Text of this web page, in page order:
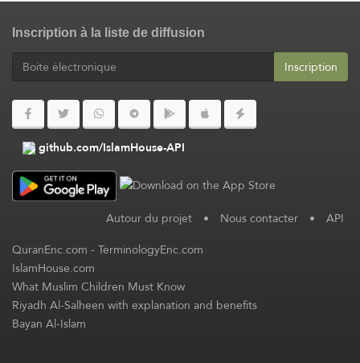
Inscription à la liste de diffusion
Inscription
github.com/IslamHouse-API
Autour du projet • Nous contacter • API
QuranEnc.com-TerminologyEnc.com
IslamHouse.com
What Muslim Children Must Know
Riyadh Al-Salheen with explanation and benefits
Bayan Al-Islam